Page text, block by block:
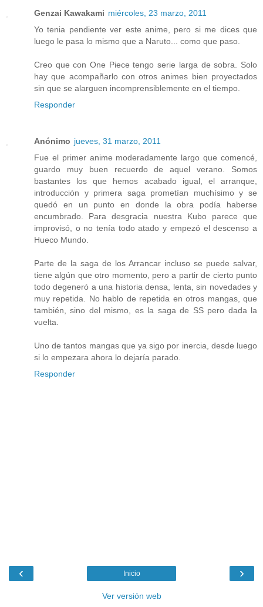
Genzai Kawakami miércoles, 23 marzo, 2011
Yo tenia pendiente ver este anime, pero si me dices que
luego le pasa lo mismo que a Naruto... como que paso.
Creo que con One Piece tengo serie larga de sobra. Solo
hay que acompañarlo con otros animes bien proyectados
sin que se alarguen incomprensiblemente en el tiempo.
Responder
Anónimo jueves, 31 marzo, 2011
Fue el primer anime moderadamente largo que comencé,
guardo muy buen recuerdo de aquel verano. Somos
bastantes los que hemos acabado igual, el arranque,
introducción y primera saga prometían muchísimo y se
quedó en un punto en donde la obra podía haberse
encumbrado. Para desgracia nuestra Kubo parece que
improvisó, o no tenía todo atado y empezó el descenso a
Hueco Mundo.
Parte de la saga de los Arrancar incluso se puede salvar,
tiene algún que otro momento, pero a partir de cierto punto
todo degeneró a una historia densa, lenta, sin novedades y
muy repetida. No hablo de repetida en otros mangas, que
también, sino del mismo, es la saga de SS pero dada la
vuelta.
Uno de tantos mangas que ya sigo por inercia, desde luego
si lo empezara ahora lo dejaría parado.
Responder
‹ ›
Inicio
Ver versión web